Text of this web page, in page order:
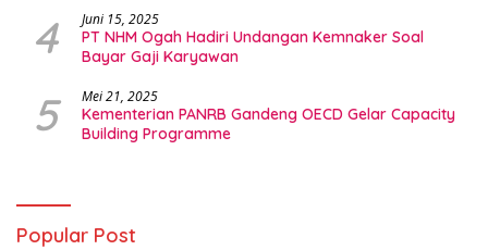
4 Juni 15, 2025
PT NHM Ogah Hadiri Undangan Kemnaker Soal
Bayar Gaji Karyawan
5 Mei 21, 2025
Kementerian PANRB Gandeng OECD Gelar Capacity
Building Programme
Popular Post